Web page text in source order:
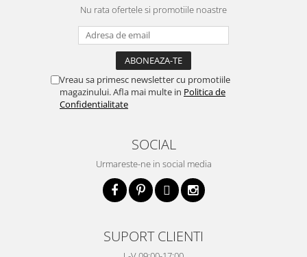
Nu rata ofertele si promotiile noastre
Vreau sa primesc newsletter cu promotiile
magazinului. Afla mai multe in Politica de
Confidentialitate
SOCIAL
Urmareste-ne in social media
SUPORT CLIENTI